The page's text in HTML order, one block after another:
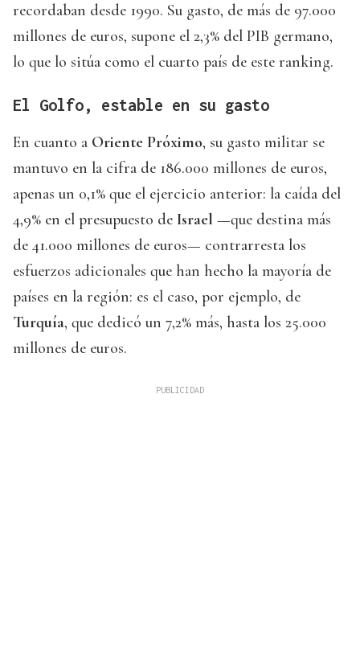
recordaban desde 1990. Su gasto, de más de 97.000
millones de euros, supone el 2,3% del PIB germano,
lo que lo sitúa como el cuarto país de este ranking.
El Golfo, estable en su gasto
En cuanto a Oriente Próximo, su gasto militar se
mantuvo en la cifra de 186.000 millones de euros,
apenas un 0,1% que el ejercicio anterior: la caída del
4,9% en el presupuesto de Israel —que destina más
de 41.000 millones de euros— contrarresta los
esfuerzos adicionales que han hecho la mayoría de
países en la región: es el caso, por ejemplo, de
Turquía, que dedicó un 7,2% más, hasta los 25.000
millones de euros.